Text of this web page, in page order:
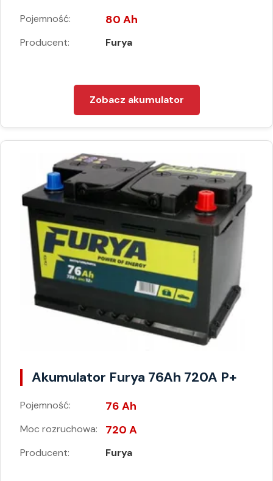
Pojemność: 80 Ah
Producent: Furya
Zobacz akumulator
Akumulator Furya 76Ah 720A P+
Pojemność: 76 Ah
Moc rozruchowa: 720 A
Producent: Furya